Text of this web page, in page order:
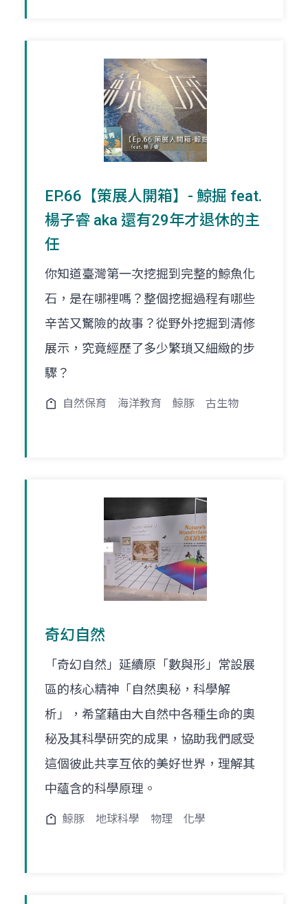
EP.66【策展人開箱】- 鯨掘 feat.
楊子睿 aka 還有29年才退休的主
任
你知道臺灣第一次挖掘到完整的鯨魚化
石，是在哪裡嗎？整個挖掘過程有哪些
辛苦又驚險的故事？從野外挖掘到清修
展示，究竟經歷了多少繁瑣又細緻的步
驟？
自然保育 海洋教育 鯨豚 古生物
奇幻自然
「奇幻自然」延續原「數與形」常設展
區的核心精神「自然奧秘，科學解
析」，希望藉由大自然中各種生命的奧
秘及其科學研究的成果，協助我們感受
這個彼此共享互依的美好世界，理解其
中蘊含的科學原理。
鯨豚 地球科學 物理 化學